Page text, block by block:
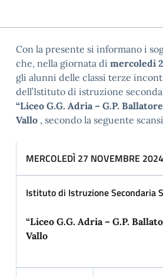
Con la presente si informano i
che, nella giornata di mercoledì
gli alunni delle classi terze
dell’Istituto di istruzione
“Liceo G.G. Adria – G.P.
Vallo , secondo la seguente
MERCOLEDÌ 27 NOVEMBRE
Istituto di Istruzione Secondaria
“Liceo G.G. Adria – G.P.
Vallo